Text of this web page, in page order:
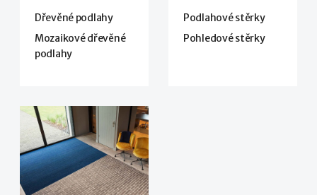
Dřevěné podlahy
Mozaikové dřevěné
podlahy
Podlahové stěrky
Pohledové stěrky